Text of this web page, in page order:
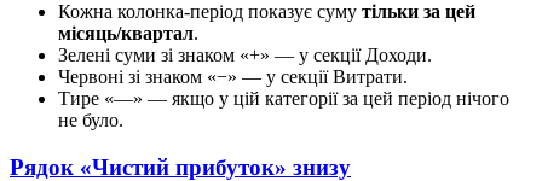
Кожна колонка-період показує суму тільки за цей
місяць/квартал.
Зелені суми зі знаком «+» — у секції Доходи.
Червоні зі знаком «−» — у секції Витрати.
Тире «—» — якщо у цій категорії за цей період нічого
не було.
Рядок «Чистий прибуток» знизу